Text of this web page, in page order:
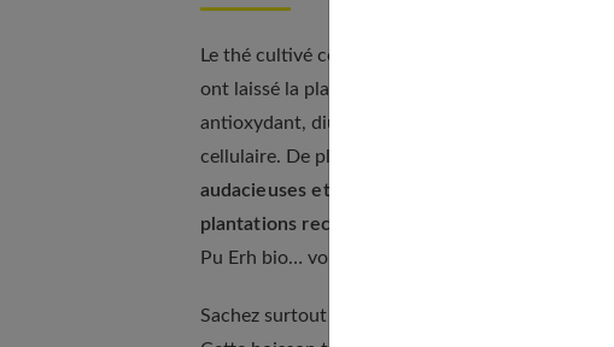
Le thé cultivé conformément à l'agriculture
ont laissé la place aux ingrédients naturels.
antioxydant, diurétique. Les puissants
cellulaire. De plus, vous trouverez facilement un
audacieuses et inédites
plantations reculées et préservées
Pu Erh bio… vous aurez l'embarras du choix sur
Sachez surtout que les thés de qualité se